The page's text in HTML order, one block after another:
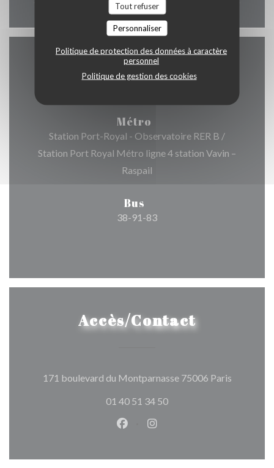
Tout refuser
Personnaliser
Politique de protection des données à caractère
personnel
Politique de gestion des cookies
Accès
Métro
Station Port-Royal - Observatoire RER B /
Station Port Royal Métro ligne 4 station Vavin –
Raspail
Bus
38-91-83
Accès/Contact
171 boulevard du Montparnasse 75006 Paris((ouvre
01 40 51 34 50
Facebook ((ouvre une
Instagram ((ouvre une